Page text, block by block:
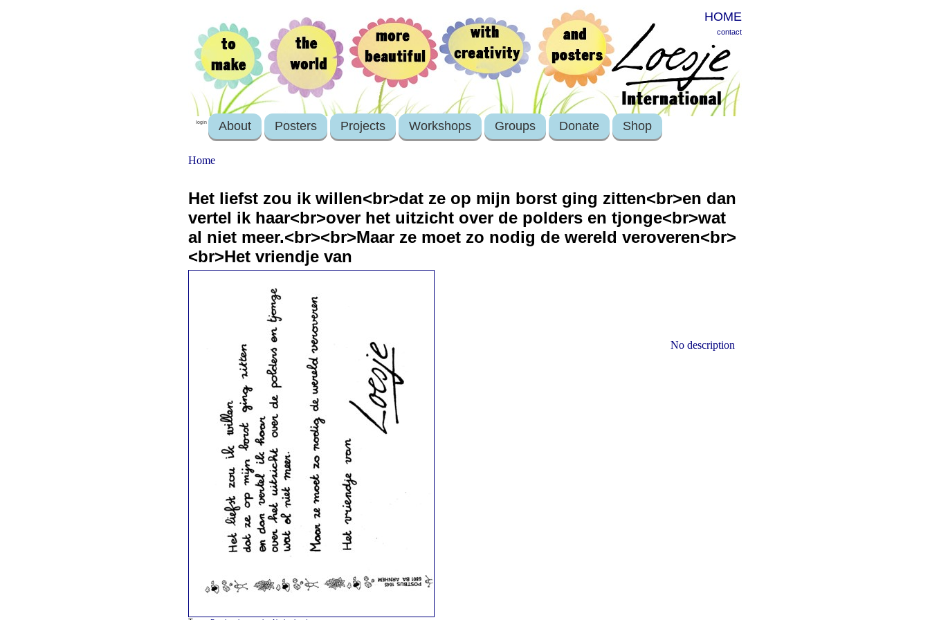
HOME
contact
login About Posters Projects Workshops Groups Donate Shop
Home
Het liefst zou ik willen<br>dat ze op mijn borst ging zitten<br>en dan
vertel ik haar<br>over het uitzicht over de polders en tjonge<br>wat
al niet meer.<br><br>Maar ze moet zo nodig de wereld veroveren<br>
<br>Het vriendje van
No description